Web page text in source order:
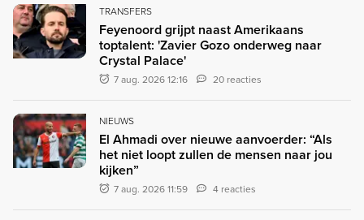
TRANSFERS
Feyenoord grijpt naast Amerikaans
toptalent: 'Zavier Gozo onderweg naar
Crystal Palace'
7 aug. 2026 12:16 20 reacties
NIEUWS
El Ahmadi over nieuwe aanvoerder: “Als
het niet loopt zullen de mensen naar jou
kijken”
7 aug. 2026 11:59 4 reacties